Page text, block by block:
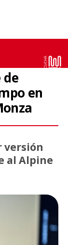
de
en
versión
al Alpine